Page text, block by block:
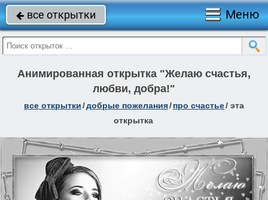
 все открытки Меню
Анимированная открытка "Желаю счастья,
любви, добра!"
все открытки/добрые пожелания/про счастье/ эта
открытка